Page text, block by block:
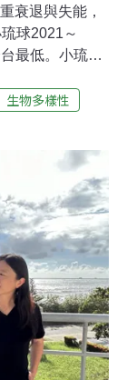
衰退與失能，
球2021～
最低。小琉球
院糾正海洋委
理處及屏東縣
應對小琉球及
委會稱《海洋
制、禁止海洋
漁業資源保護
生物多樣性